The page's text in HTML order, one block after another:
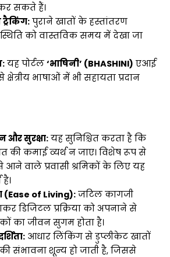
सकते हैं।
पुराने खातों के हस्तांतरण
को वास्तविक समय में देखा जा
यह पोर्टल ‘भाषिनी’ (BHASHINI) एआई
भाषाओं में भी सहायता प्रदान
और सुरक्षा:यह सुनिश्चित करता है कि
की कमाई व्यर्थ न जाए। विशेष रूप से
आने वाले प्रवासी श्रमिकों के लिए यह
of Living):जटिल कागजी
डिजिटल प्रक्रिया को अपनाने से
का जीवन सुगम होता है।
आधार लिंकिंग से डुप्लीकेट खातों
संभावना शून्य हो जाती है, जिससे